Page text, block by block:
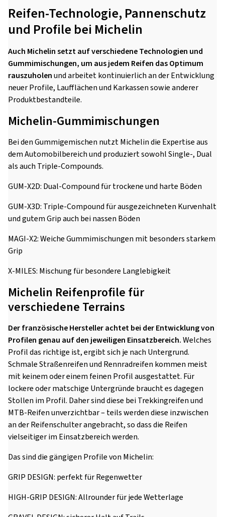
Reifen-Technologie, Pannenschutz
und Profile bei Michelin
Auch Michelin setzt auf verschiedene Technologien und
Gummimischungen, um aus jedem Reifen das Optimum
rauszuholenund arbeitet kontinuierlich an der Entwicklung
neuer Profile, Laufflächen und Karkassen sowie anderer
Produktbestandteile.
Michelin-Gummimischungen
Bei den Gummigemischen nutzt Michelin die Expertise aus
dem Automobilbereich und produziert sowohl Single-, Dual
als auch Triple-Compounds.
GUM-X2D: Dual-Compound für trockene und harte Böden
GUM-X3D: Triple-Compound für ausgezeichneten Kurvenhalt
und gutem Grip auch bei nassen Böden
MAGI-X2: Weiche Gummimischungen mit besonders starkem
Grip
X-MILES: Mischung für besondere Langlebigkeit
Michelin Reifenprofile für
verschiedene Terrains
Der französische Hersteller achtet bei der Entwicklung von
Profilen genau auf den jeweiligen Einsatzbereich.Welches
Profil das richtige ist, ergibt sich je nach Untergrund.
Schmale Straßenreifen und Rennradreifen kommen meist
mit keinem oder einem feinen Profil ausgestattet. Für
lockere oder matschige Untergründe braucht es dagegen
Stollen im Profil. Daher sind diese bei Trekkingreifen und
MTB-Reifen unverzichtbar – teils werden diese inzwischen
an der Reifenschulter angebracht, so dass die Reifen
vielseitiger im Einsatzbereich werden.
Das sind die gängigen Profile von Michelin:
GRIP DESIGN: perfekt für Regenwetter
HIGH-GRIP DESIGN: Allrounder für jede Wetterlage